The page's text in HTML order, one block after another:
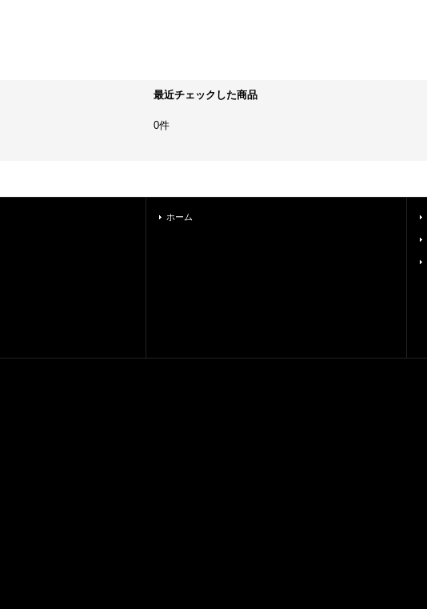
最近チェックした商品
0件
ホーム